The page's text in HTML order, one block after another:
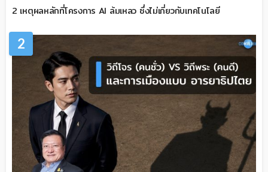
2 เหตุผลหลักที่โครงการ AI ล้มเหลว ซึ่งไม่เกี่ยวกับเทคโนโลยี
2